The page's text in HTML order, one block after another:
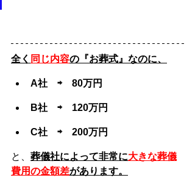
全く 同じ内容の『お葬式』なのに、
A社　⇨　80万円
B社　⇨　120万円
C社　⇨　200万円
と、 葬儀社によって非常に大きな葬儀
費用の金額差があります。